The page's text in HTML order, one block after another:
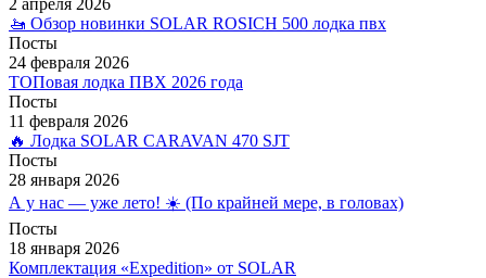
🚤 Обзор новинки SOLAR ROSICH 500 лодка пвх
Посты
24 февраля 2026
ТОПовая лодка ПВХ 2026 года
Посты
11 февраля 2026
🔥 Лодка SOLAR CARAVAN 470 SJT
Посты
28 января 2026
А у нас — уже лето! ☀️ (По крайней мере, в головах)
Посты
18 января 2026
Комплектация «Expedition» от SOLAR